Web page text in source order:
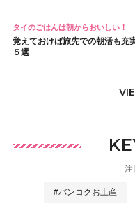
タイのごはんは朝からおいしい！
覚えておけば旅先での朝活も充
５選
#バンコクお土産